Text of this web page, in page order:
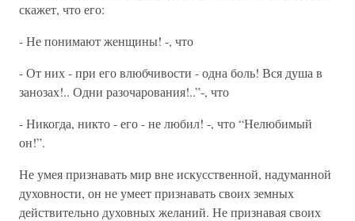
скажет, что его:
- Не понимают женщины! -, что
- От них - при его влюбчивости - одна боль! Вся душа в
занозах!.. Одни разочарования!..”-, что
- Никогда, никто - его - не любил! -, что “Нелюбимый
он!”.
Не умея признавать мир вне искусственной, надуманной
духовности, он не умеет признавать своих земных
действительно духовных желаний. Не признавая своих